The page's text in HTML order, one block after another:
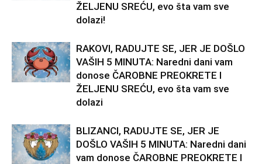
ŽELJENU SREĆU, evo šta vam sve
dolazi!
RAKOVI, RADUJTE SE, JER JE DOŠLO
VAŠIH 5 MINUTA: Naredni dani vam
donose ČAROBNE PREOKRETE I
ŽELJENU SREĆU, evo šta vam sve
dolazi
BLIZANCI, RADUJTE SE, JER JE
DOŠLO VAŠIH 5 MINUTA: Naredni dani
vam donose ČAROBNE PREOKRETE I